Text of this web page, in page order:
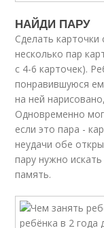
НАЙДИ ПАРУ
Сделать
несколько пар
с 4-6 карточек).
понравившуюся
на ней
Одновременно
если это пара -
неудачи обе
пару нужно
память.